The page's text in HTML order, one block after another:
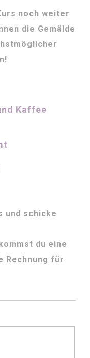
noch weiter
die Gemälde
Kaffee
und schicke
du eine
Rechnung für